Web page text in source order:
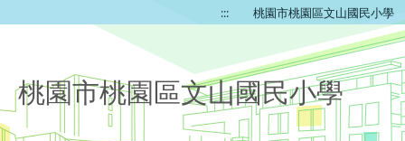
::: 桃園市桃園區文山國民小學
桃園市桃園區文山國民小學